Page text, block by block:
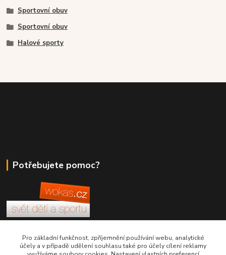
Sportovní obuv
Sportovní obuv
Halové sporty
Potřebujete pomoc?
+420 380 830 198
Pro základní funkčnost, zpříjemnění používání webu, analytické
účely a v případě udělení souhlasu také pro účely cílení reklamy